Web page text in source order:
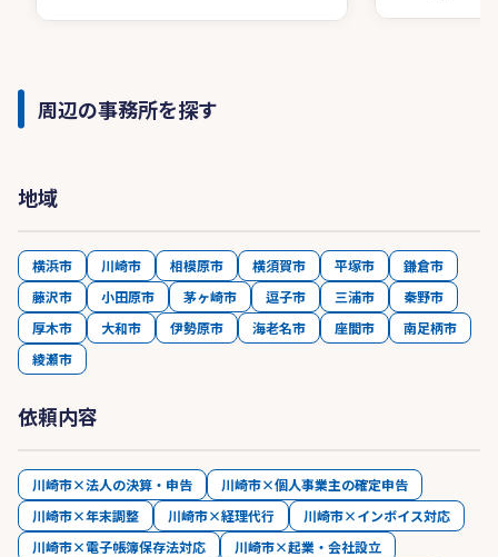
周辺の事務所を探す
地域
横浜市 川崎市 相模原市 横須賀市 平塚市
鎌倉市
藤沢市
小田原市 茅ヶ崎市 逗子市 三浦市
秦野市
厚木市
大和市 伊勢原市 海老名市 座間市
南足柄市
綾瀬市
依頼内容
川崎市×法人の決算・申告
川崎市×個人事業主の確定申告
川崎市×年末調整
川崎市×経理代行
川崎市×インボイス対応
川崎市×電子帳簿保存法対応
川崎市×起業・会社設立